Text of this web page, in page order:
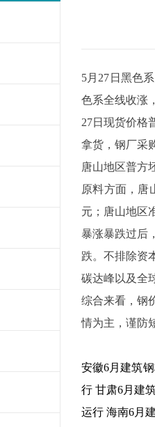
5月27日黑色
色系全线收涨
27日现货价格
拿货，钢厂采
唐山地区普方
原料方面，唐
元；唐山地区
暴涨暴跌过后
跌。不排除资
碳达峰以及全
综合来看，钢
情为主，谨防
安徽6月建筑
行 甘肃6月建
运行 海南6月